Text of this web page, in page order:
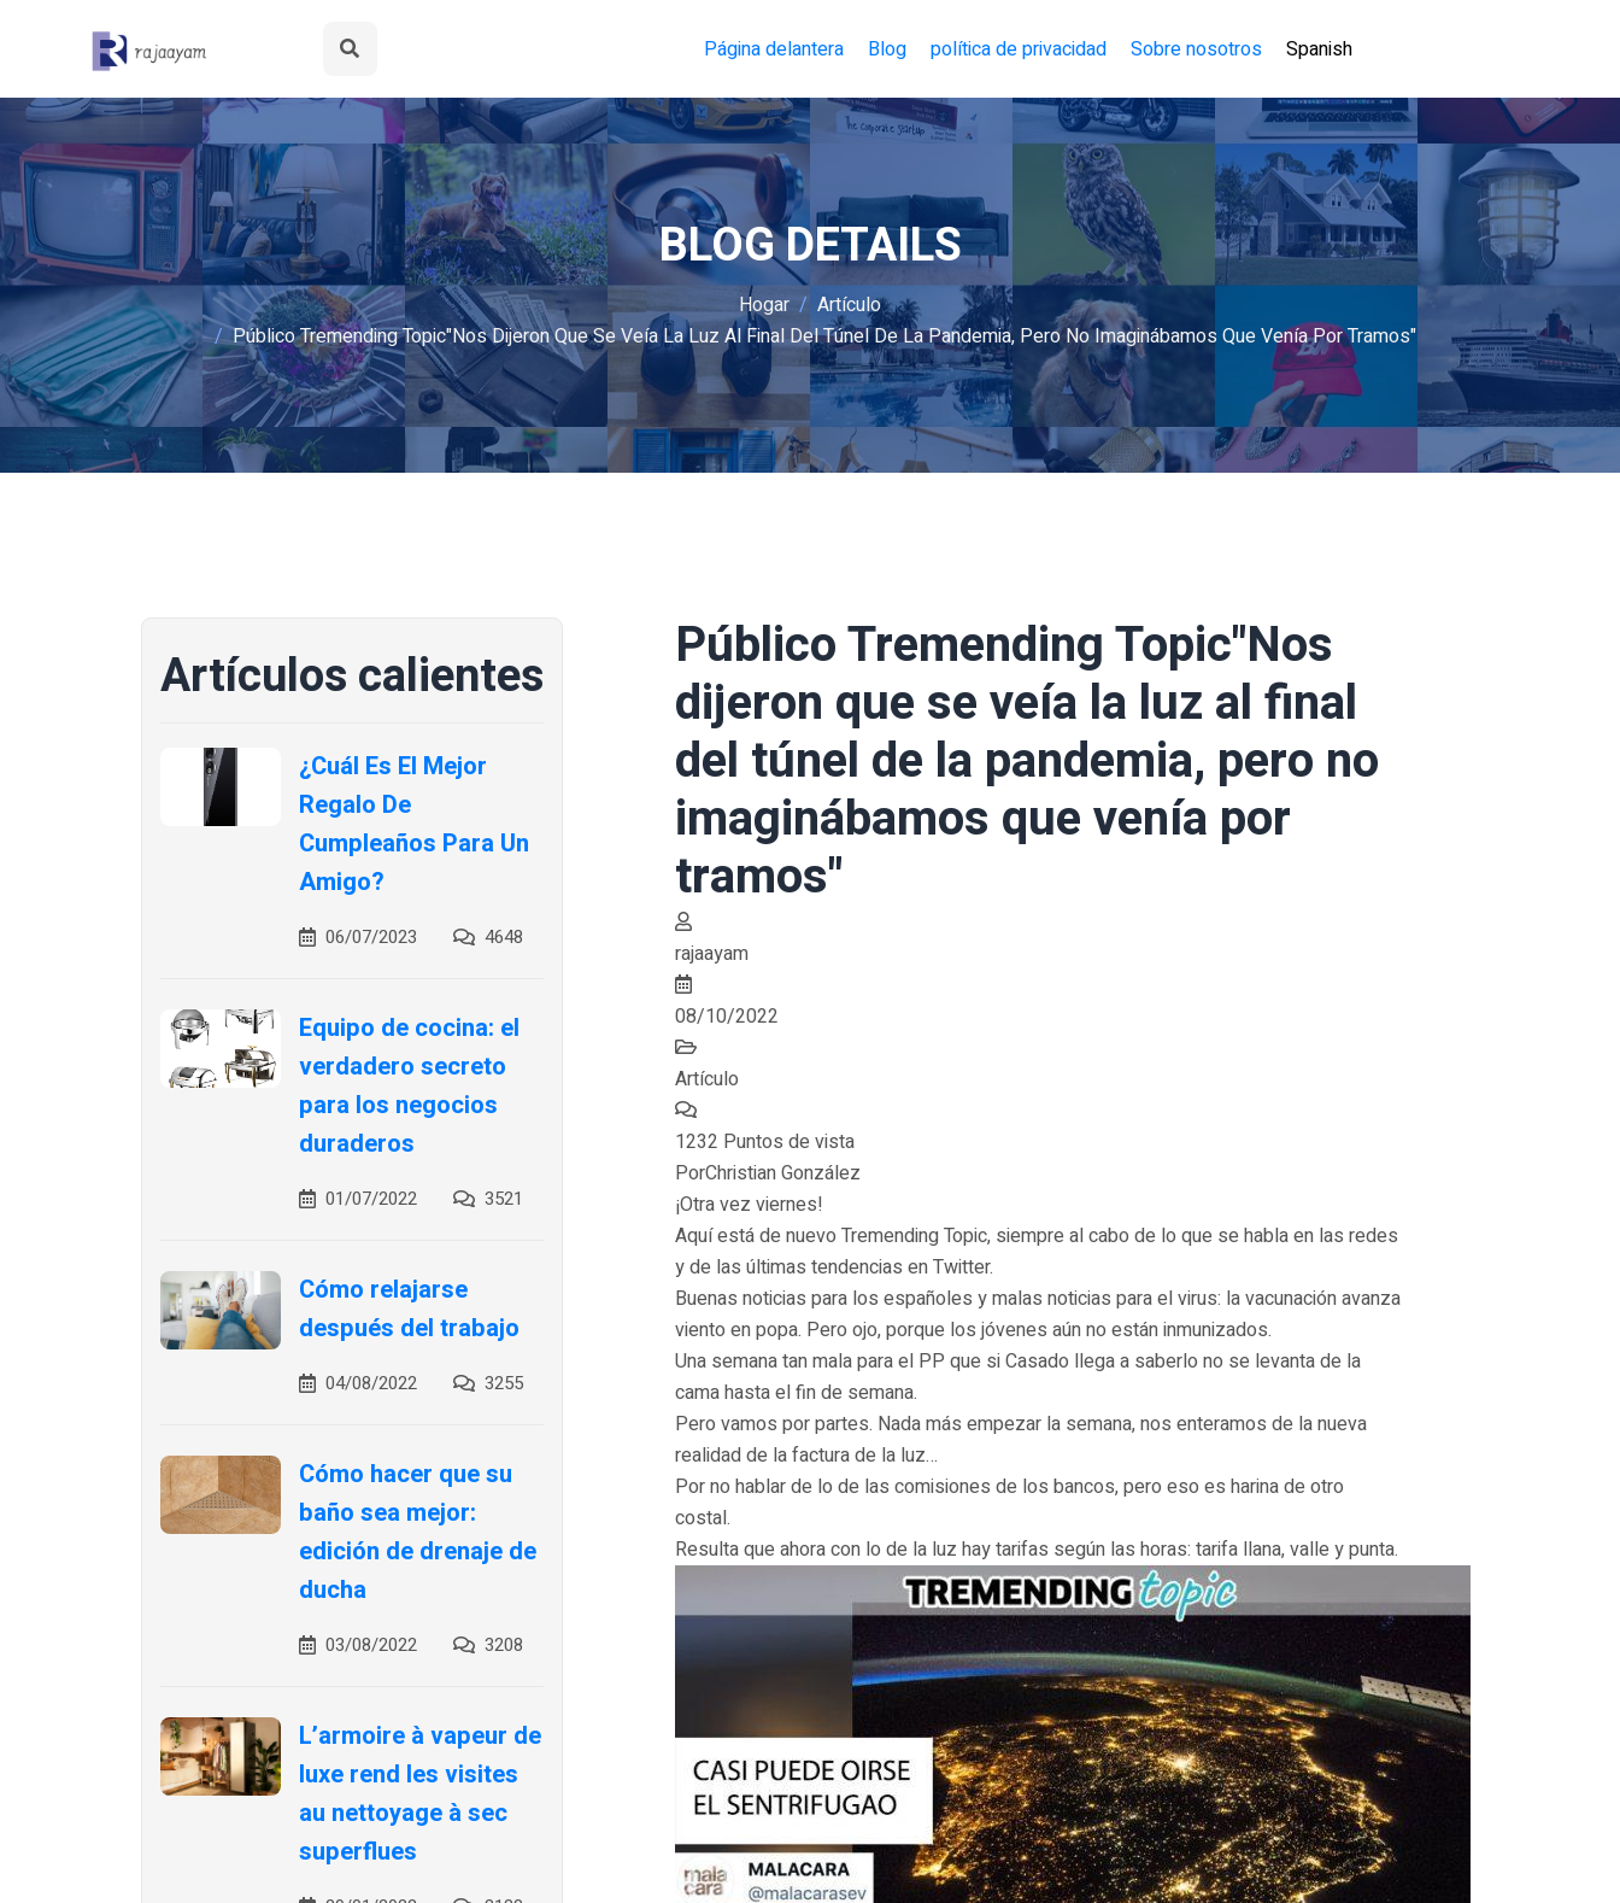
Página delantera Blog política de privacidad Sobre nosotros Spanish
BLOG DETAILS
Hogar
Artículo
Público Tremending Topic"Nos Dijeron Que Se Veía La Luz Al Final Del Túnel De La Pandemia, Pero No Imaginábamos Que Venía Por Tramos"
Artículos calientes
¿Cuál Es El Mejor
Regalo De
Cumpleaños Para Un
Amigo?
06/07/2023 4648
Equipo de cocina: el
verdadero secreto
para los negocios
duraderos
01/07/2022 3521
Cómo relajarse
después del trabajo
04/08/2022 3255
Cómo hacer que su
baño sea mejor:
edición de drenaje de
ducha
03/08/2022 3208
L’armoire à vapeur de
luxe rend les visites
au nettoyage à sec
superflues
Público Tremending Topic"Nos
dijeron que se veía la luz al final
del túnel de la pandemia, pero no
imaginábamos que venía por
tramos"
rajaayam
08/10/2022
Artículo
1232 Puntos de vista
PorChristian González
¡Otra vez viernes!
Aquí está de nuevo Tremending Topic, siempre al cabo de lo que se habla en las redes
y de las últimas tendencias en Twitter.
Buenas noticias para los españoles y malas noticias para el virus: la vacunación avanza
viento en popa. Pero ojo, porque los jóvenes aún no están inmunizados.
Una semana tan mala para el PP que si Casado llega a saberlo no se levanta de la
cama hasta el fin de semana.
Pero vamos por partes. Nada más empezar la semana, nos enteramos de la nueva
realidad de la factura de la luz…
Por no hablar de lo de las comisiones de los bancos, pero eso es harina de otro
costal.
Resulta que ahora con lo de la luz hay tarifas según las horas: tarifa llana, valle y punta.